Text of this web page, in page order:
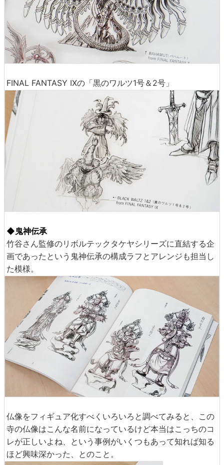
FINAL FANTASY IXの「黒のワルツ1号＆2号」
◆鬼神伝承
竹谷さん監修のリボルテックタケヤシリーズに直結する企
画であったという鬼神伝承の構成ラフとアレンジも担当し
た模様。
仏像をフィギュア化すべくいろいろと調べてみると、この
寺の仏像はこんな名前になっているけど本当はこっちのコ
レが正しいよね、という事例がいくつもあって知れば知る
ほど興味深かった、とのこと。